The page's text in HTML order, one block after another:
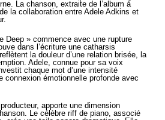
La chanson, extraite de l’album à
la collaboration entre Adele Adkins et
Deep » commence avec une rupture
dans l’écriture une catharsis
la douleur d’une relation brisée, la
Adele, connue pour sa voix
chaque mot d’une intensité
connexion émotionnelle profonde avec
apporte une dimension
Le célèbre riff de piano, associé